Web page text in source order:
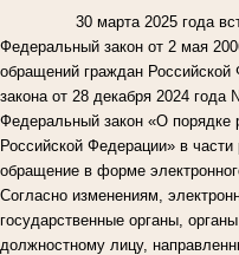
30 марта 2025 года
Федеральный закон от 2 мая
обращений граждан
закона от 28 декабря 2024
Федеральный закон «О порядке
Российской Федерации» в
обращение в форме
Согласно изменениям,
государственные органы,
должностному лицу,